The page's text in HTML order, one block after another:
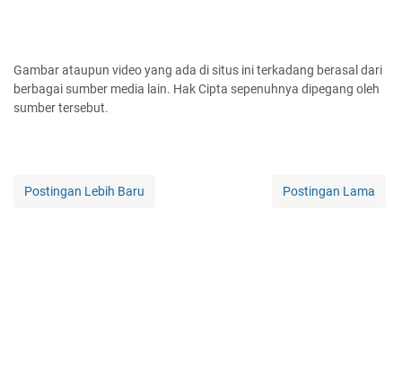
Gambar ataupun video yang ada di situs ini terkadang berasal dari
berbagai sumber media lain. Hak Cipta sepenuhnya dipegang oleh
sumber tersebut.
Postingan Lebih Baru Postingan Lama